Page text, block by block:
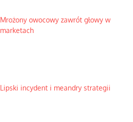
Mrożony owocowy zawrót głowy w
marketach
Lipski incydent i meandry strategii